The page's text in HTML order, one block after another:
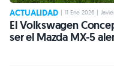
ACTUALIDAD 11 Ene 2026
El Volkswagen
ser el Mazda MX-5